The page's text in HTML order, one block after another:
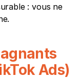
: vous ne
Ads)